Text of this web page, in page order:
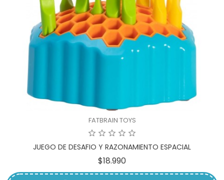
FATBRAIN TOYS
JUEGO DE DESAFIO Y RAZONAMIENTO ESPACIAL
$18.990